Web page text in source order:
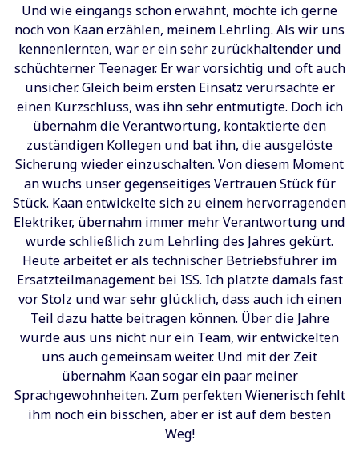
Und wie eingangs schon erwähnt, möchte ich gerne
noch von Kaan erzählen, meinem Lehrling. Als wir uns
kennenlernten, war er ein sehr zurückhaltender und
schüchterner Teenager. Er war vorsichtig und oft auch
unsicher. Gleich beim ersten Einsatz verursachte er
einen Kurzschluss, was ihn sehr entmutigte. Doch ich
übernahm die Verantwortung, kontaktierte den
zuständigen Kollegen und bat ihn, die ausgelöste
Sicherung wieder einzuschalten. Von diesem Moment
an wuchs unser gegenseitiges Vertrauen Stück für
Stück. Kaan entwickelte sich zu einem hervorragenden
Elektriker, übernahm immer mehr Verantwortung und
wurde schließlich zum Lehrling des Jahres gekürt.
Heute arbeitet er als technischer Betriebsführer im
Ersatzteilmanagement bei ISS. Ich platzte damals fast
vor Stolz und war sehr glücklich, dass auch ich einen
Teil dazu hatte beitragen können. Über die Jahre
wurde aus uns nicht nur ein Team, wir entwickelten
uns auch gemeinsam weiter. Und mit der Zeit
übernahm Kaan sogar ein paar meiner
Sprachgewohnheiten. Zum perfekten Wienerisch fehlt
ihm noch ein bisschen, aber er ist auf dem besten
Weg!